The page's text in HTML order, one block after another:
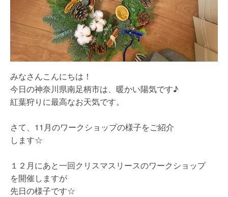
みなさんこんにちは！
今日の神奈川県南足柄市は、暖かい陽気です♪
紅葉狩りに最高なお天気です。
さて、11月のワークショップの様子をご紹介
します☆
１２月にあと一回クリスマスリースのワークショップ
を開催しますが
先日の様子です☆